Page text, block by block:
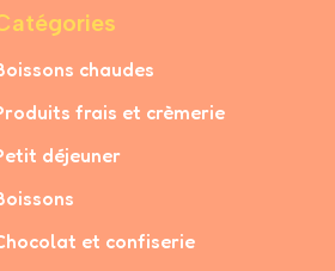
chaudes
frais et crèmerie
déjeuner
et confiserie